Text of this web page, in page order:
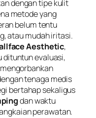
dengan tipe kulit
metode yang
belum tentu
atau mudah iritasi.
Aesthetic,
dituntun evaluasi,
tenaga medis
bertahap sekaligus
dan waktu
perawatan.